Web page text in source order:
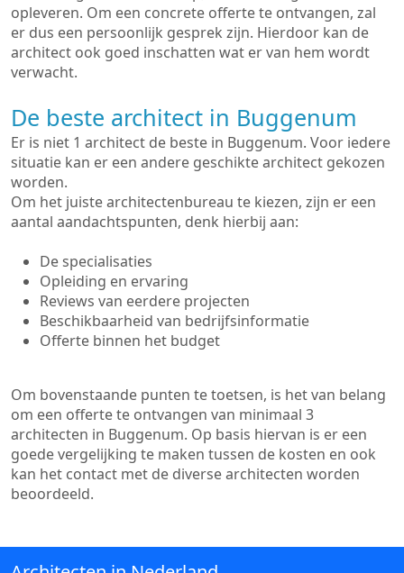
opleveren. Om een concrete offerte te ontvangen, zal
er dus een persoonlijk gesprek zijn. Hierdoor kan de
architect ook goed inschatten wat er van hem wordt
verwacht.
De beste architect in Buggenum
Er is niet 1 architect de beste in Buggenum. Voor iedere
situatie kan er een andere geschikte architect gekozen
worden.
Om het juiste architectenbureau te kiezen, zijn er een
aantal aandachtspunten, denk hierbij aan:
De specialisaties
Opleiding en ervaring
Reviews van eerdere projecten
Beschikbaarheid van bedrijfsinformatie
Offerte binnen het budget
Om bovenstaande punten te toetsen, is het van belang
om een offerte te ontvangen van minimaal 3
architecten in Buggenum. Op basis hiervan is er een
goede vergelijking te maken tussen de kosten en ook
kan het contact met de diverse architecten worden
beoordeeld.